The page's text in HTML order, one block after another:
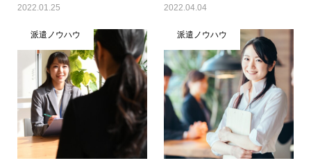
2022.01.25 2022.04.04
派遣ノウハウ 派遣ノウハウ